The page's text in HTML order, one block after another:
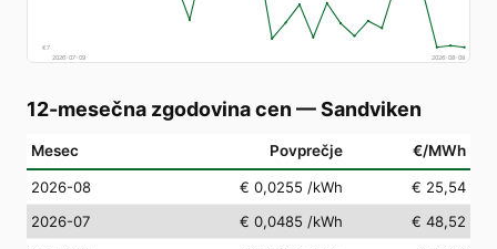
€7
2026-07-09
2026-08-08
12-mesečna zgodovina cen —Sandviken
Mesec Povprečje €/MWh
2026-08 € 0,0255 /kWh
€ 25,54
2026-07
€ 0,0485 /kWh
€ 48,52